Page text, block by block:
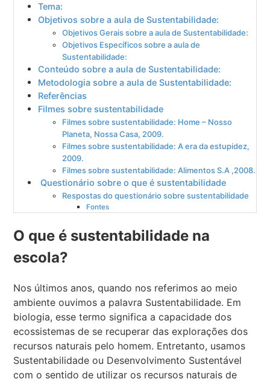
Tema:
Objetivos sobre a aula de Sustentabilidade:
Objetivos Gerais sobre a aula de Sustentabilidade:
Objetivos Específicos sobre a aula de
Sustentabilidade:
Conteúdo sobre a aula de Sustentabilidade:
Metodologia sobre a aula de Sustentabilidade:
Referências
Filmes sobre sustentabilidade
Filmes sobre sustentabilidade: Home – Nosso
Planeta, Nossa Casa, 2009.
Filmes sobre sustentabilidade: A era da estupidez,
2009.
Filmes sobre sustentabilidade: Alimentos S.A ,2008.
Questionário sobre o que é sustentabilidade
Respostas do questionário sobre sustentabilidade
Fontes
O que é sustentabilidade na
escola?
Nos últimos anos, quando nos referimos ao meio
ambiente ouvimos a palavra Sustentabilidade. Em
biologia, esse termo significa a capacidade dos
ecossistemas de se recuperar das explorações dos
recursos naturais pelo homem. Entretanto, usamos
Sustentabilidade ou Desenvolvimento Sustentável
com o sentido de utilizar os recursos naturais de